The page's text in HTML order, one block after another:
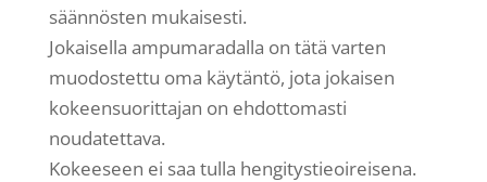
säännösten mukaisesti.
Jokaisella ampumaradalla on tätä varten
muodostettu oma käytäntö, jota jokaisen
kokeensuorittajan on ehdottomasti
noudatettava.
Kokeeseen ei saa tulla hengitystieoireisena.